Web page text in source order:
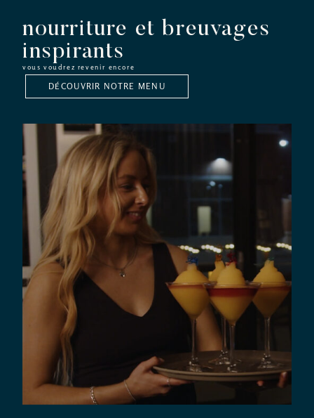
nourriture et breuvages
inspirants
vous voudrez revenir encore
DÉCOUVRIR NOTRE MENU